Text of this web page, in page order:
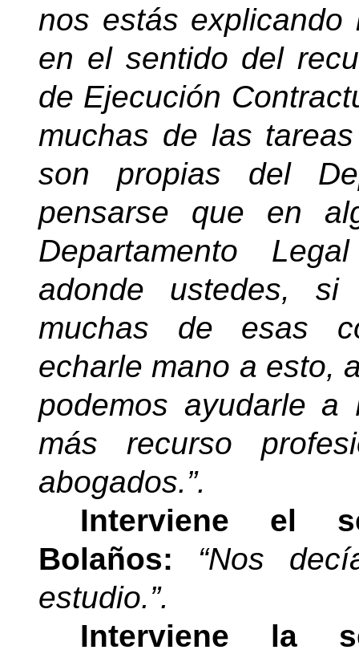
nos estás explicando
en el sentido del
de Ejecución
muchas de las
son propias del
pensarse que en
Departamento
adonde ustedes,
muchas de esas
echarle mano a esto,
podemos ayudarle
más recurso
abogados.”.
Interviene el
Bolaños: “Nos
estudio.”.
Interviene la